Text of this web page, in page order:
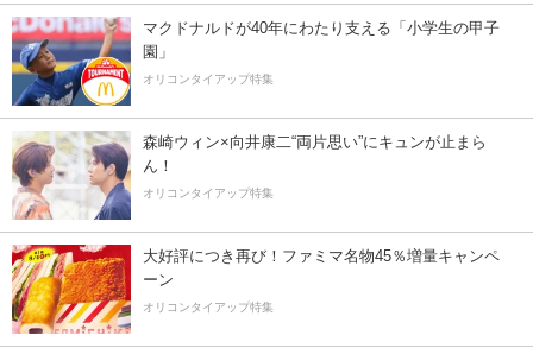
マクドナルドが40年にわたり支える「小学生の甲子
園」
オリコンタイアップ特集
森崎ウィン×向井康二“両片思い”にキュンが止まら
ん！
オリコンタイアップ特集
大好評につき再び！ファミマ名物45％増量キャンペ
ーン
オリコンタイアップ特集